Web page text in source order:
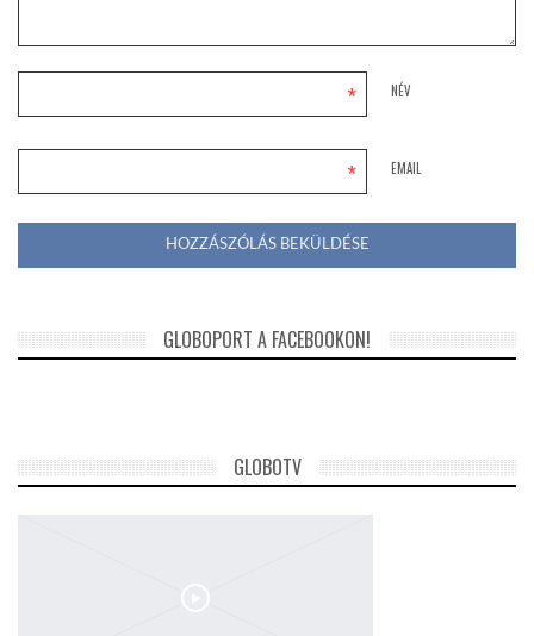
NÉV
*
EMAIL
*
GLOBOPORT A FACEBOOKON!
GLOBOTV